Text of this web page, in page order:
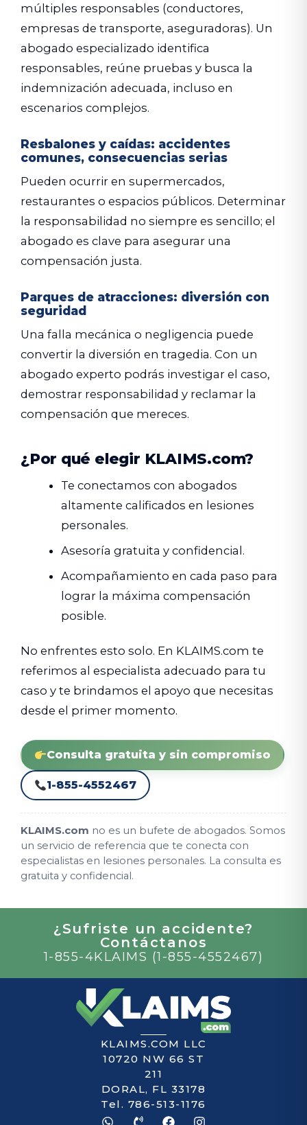
múltiples responsables (conductores,
empresas de transporte, aseguradoras). Un
abogado especializado identifica
responsables, reúne pruebas y busca la
indemnización adecuada, incluso en
escenarios complejos.
Resbalones y caídas: accidentes
comunes, consecuencias serias
Pueden ocurrir en supermercados,
restaurantes o espacios públicos. Determinar
la responsabilidad no siempre es sencillo; el
abogado es clave para asegurar una
compensación justa.
Parques de atracciones: diversión con
seguridad
Una falla mecánica o negligencia puede
convertir la diversión en tragedia. Con un
abogado experto podrás investigar el caso,
demostrar responsabilidad y reclamar la
compensación que mereces.
¿Por qué elegir KLAIMS.com?
Te conectamos con abogados
altamente calificados en lesiones
personales.
Asesoría gratuita y confidencial.
Acompañamiento en cada paso para
lograr la máxima compensación
posible.
No enfrentes esto solo. En KLAIMS.com te
referimos al especialista adecuado para tu
caso y te brindamos el apoyo que necesitas
desde el primer momento.
Consulta gratuita y sin compromiso
1-855-4552467
KLAIMS.com no es un bufete de abogados. Somos
un servicio de referencia que te conecta con
especialistas en lesiones personales. La consulta es
gratuita y confidencial.
¿Sufriste un accidente?
Contáctanos
1-855-4KLAIMS (1-855-4552467)
KLAIMS.COM LLC
10720 NW 66 ST
211
DORAL, FL 33178
Tel. 786-513-1176